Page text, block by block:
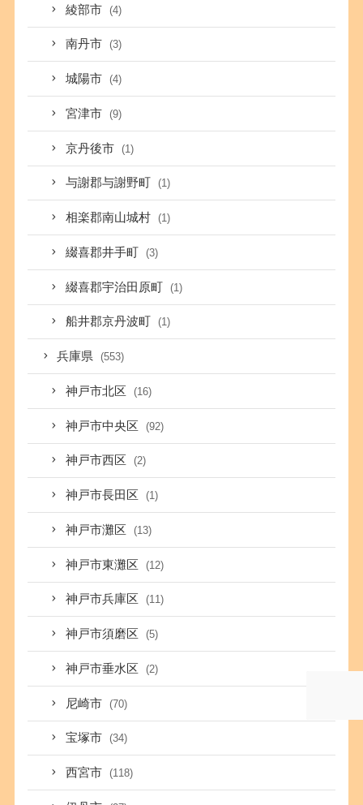
綾部市 (4)
南丹市 (3)
城陽市 (4)
宮津市 (9)
京丹後市 (1)
与謝郡与謝野町 (1)
相楽郡南山城村 (1)
綴喜郡井手町 (3)
綴喜郡宇治田原町 (1)
船井郡京丹波町 (1)
兵庫県 (553)
神戸市北区 (16)
神戸市中央区 (92)
神戸市西区 (2)
神戸市長田区 (1)
神戸市灘区 (13)
神戸市東灘区 (12)
神戸市兵庫区 (11)
神戸市須磨区 (5)
神戸市垂水区 (2)
尼崎市 (70)
宝塚市 (34)
西宮市 (118)